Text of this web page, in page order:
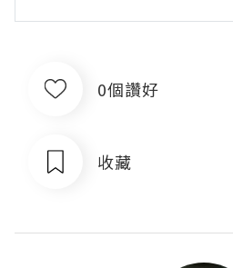
0個讚好
收藏